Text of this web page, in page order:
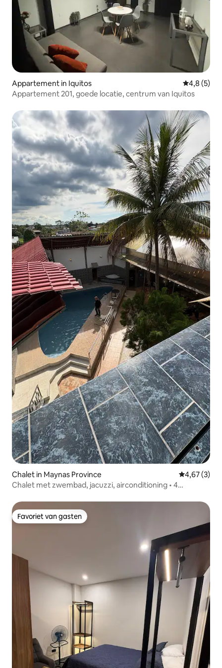
Appartement in Iquitos
4,8 (5)
Appartement 201, goede locatie, centrum van Iquitos
Chalet in Maynas Province
4,67 (3)
Chalet met zwembad, jacuzzi, airconditioning • 4
Favoriet van gasten
Favoriet van gasten